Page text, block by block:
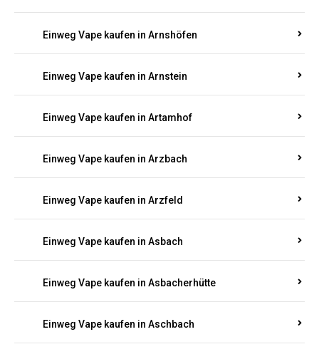
Einweg Vape kaufen in Arnshöfen
Einweg Vape kaufen in Arnstein
Einweg Vape kaufen in Artamhof
Einweg Vape kaufen in Arzbach
Einweg Vape kaufen in Arzfeld
Einweg Vape kaufen in Asbach
Einweg Vape kaufen in Asbacherhütte
Einweg Vape kaufen in Aschbach